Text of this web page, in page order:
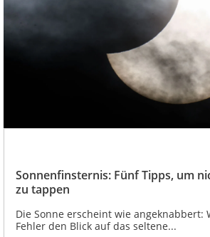
Sonnenfinsternis: Fünf Tipps, um
zu tappen
Die Sonne erscheint wie angeknabbert:
Fehler den Blick auf das seltene...